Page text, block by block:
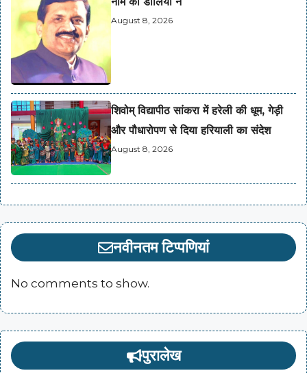
August 8, 2026
शिवोम् विद्यापीठ सांकरा में हरेली की धूम, गेड़ी
और पौधारोपण से दिया हरियाली का संदेश
August 8, 2026
नवीनतम टिप्पणियां
No comments to show.
पुरालेख